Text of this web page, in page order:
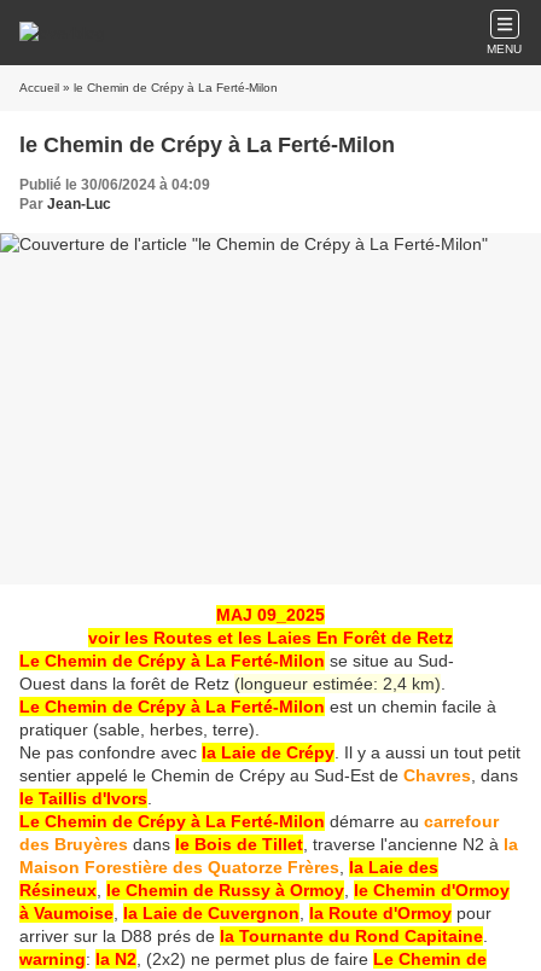
MENU
Accueil » le Chemin de Crépy à La Ferté-Milon
le Chemin de Crépy à La Ferté-Milon
Publié le 30/06/2024 à 04:09
Par Jean-Luc
MAJ 09_2025
voir les Routes et les Laies En Forêt de Retz
Le Chemin de Crépy à La Ferté-Milon se situe au Sud-
Ouest dans la forêt de Retz (longueur estimée: 2,4 km)
Le Chemin de Crépy à La Ferté-Milon est un chemin facile à
pratiquer (sable, herbes, terre).
Ne pas confondre avec la Laie de Crépy . Il y a aussi un tout petit
sentier appelé le Chemin de Crépy au Sud-Est de Chavres , dans
le Taillis d'Ivors
Le Chemin de Crépy à La Ferté-Milon démarre au carrefour
des Bruyères dans le Bois de Tillet , traverse l'ancienne N2 à la
Maison Forestière des Quatorze Frères la Laie des
Résineux le Chemin de Russy à Ormoy le Chemin d'Ormoy
à Vaumoise la Laie de Cuvergnon la Route d'Ormoy pour
arriver sur la D88 prés de la Tournante du Rond Capitaine
warning: la N2 , (2x2) ne permet plus de faire Le Chemin de